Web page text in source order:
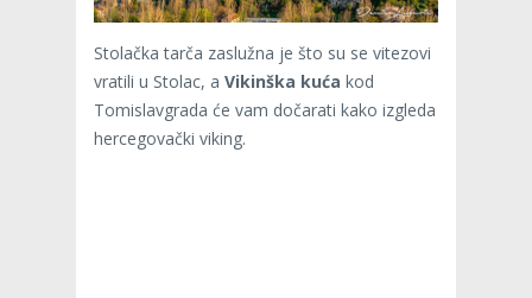
Stolačka tarča zaslužna je što su se vitezovi
vratili u Stolac, a Vikinška kuća kod
Tomislavgrada će vam dočarati kako izgleda
hercegovački viking.